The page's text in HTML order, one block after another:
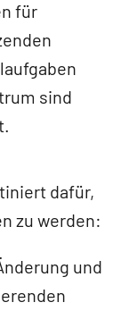
für
sind
dafür,
zu werden:
und